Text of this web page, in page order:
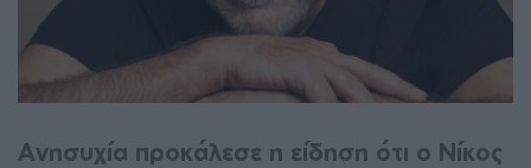
Ανησυχία προκάλεσε η είδηση ότι ο Νίκος